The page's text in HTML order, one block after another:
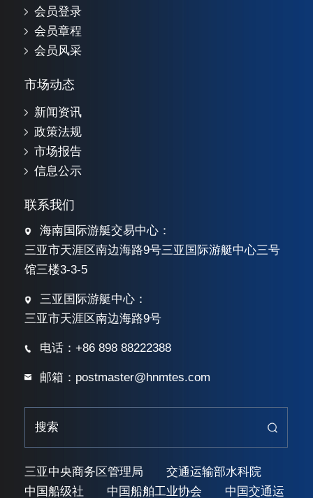
会员登录
会员章程
会员风采
市场动态
新闻资讯
政策法规
市场报告
信息公示
联系我们
海南国际游艇交易中心：
三亚市天涯区南边海路9号三亚国际游艇中心三号
馆三楼3-3-5
三亚国际游艇中心：
三亚市天涯区南边海路9号
电话：+86 898 88222388
邮箱：postmaster@hnmtes.com
三亚中央商务区管理局
交通运输部水科院
中国船级社
中国船舶工业协会 中国交通运